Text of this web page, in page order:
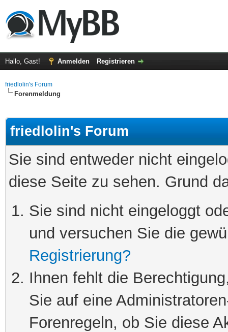
Hallo, Gast! Anmelden Registrieren
friedlolin's Forum
Forenmeldung
friedlolin's Forum
Sie sind entweder nicht
diese Seite zu sehen. Grund
Sie sind nicht eingeloggt
und versuchen Sie die
Registrierung?
Ihnen fehlt die
Sie auf eine
Forenregeln, ob Sie diese